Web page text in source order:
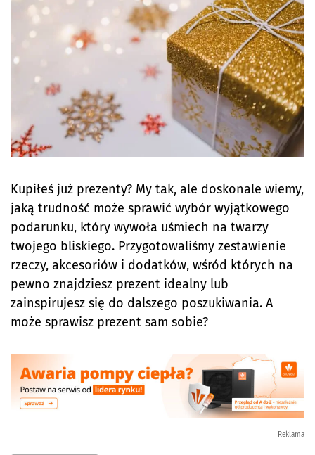
Kupiłeś już prezenty? My tak, ale doskonale wiemy,
jaką trudność może sprawić wybór wyjątkowego
podarunku, który wywoła uśmiech na twarzy
twojego bliskiego. Przygotowaliśmy zestawienie
rzeczy, akcesoriów i dodatków, wśród których na
pewno znajdziesz prezent idealny lub
zainspirujesz się do dalszego poszukiwania. A
może sprawisz prezent sam sobie?
Reklama